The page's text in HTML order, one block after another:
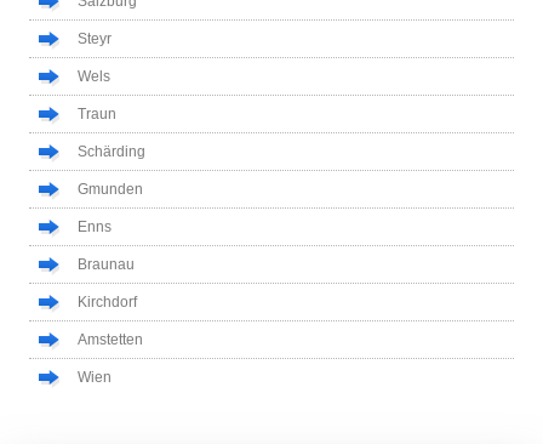
Steyr
Wels
Traun
Schärding
Gmunden
Enns
Braunau
Kirchdorf
Amstetten
Wien